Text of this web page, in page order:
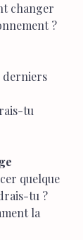
changer
?
derniers
tu
quelque
tu ?
la